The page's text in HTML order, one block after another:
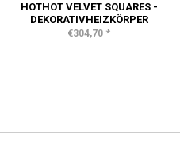
HOTHOT VELVET SQUARES -
DEKORATIVHEIZKÖRPER
€304,70 *